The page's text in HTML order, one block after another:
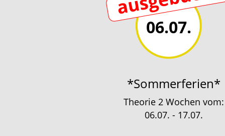
06.07.
*Sommerferien*
Theorie 2 Wochen
06.07. - 17.07.